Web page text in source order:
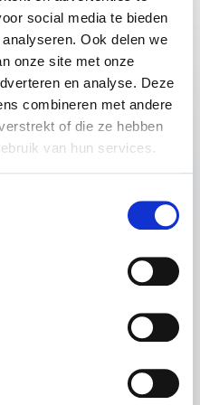
social media te bieden
Ook delen we
onze site met onze
en analyse. Deze
combineren met andere
of die ze hebben
van hun services.
DE KLERK:
de basis vormt
digitale
meer data dan
organisaties een
inzichten en blijvende
organisaties
van
Evelien de
lezing